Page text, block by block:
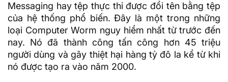
Messaging hay tệp thực thi được đổi tên bằng tệp
của hệ thống phổ biến. Đây là một trong những
loại Computer Worm nguy hiểm nhất từ trước đến
nay. Nó đã thành công tấn công hơn 45 triệu
người dùng và gây thiệt hại hàng tỷ đô la kể từ khi
nó được tạo ra vào năm 2000.